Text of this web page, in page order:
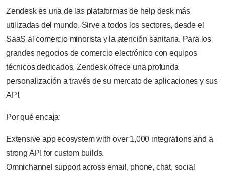
Zendesk es una de las plataformas de help desk más
utilizadas del mundo. Sirve a todos los sectores, desde el
SaaS al comercio minorista y la atención sanitaria. Para los
grandes negocios de comercio electrónico con equipos
técnicos dedicados, Zendesk ofrece una profunda
personalización a través de su mercato de aplicaciones y sus
API.
Por qué encaja:
Extensive app ecosystem with over 1,000 integrations and a
strong API for custom builds.
Omnichannel support across email, phone, chat, social